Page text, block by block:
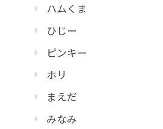
ハムくま
ひじー
ピンキー
ホリ
まえだ
みなみ